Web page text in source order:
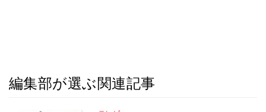
編集部が選ぶ関連記事